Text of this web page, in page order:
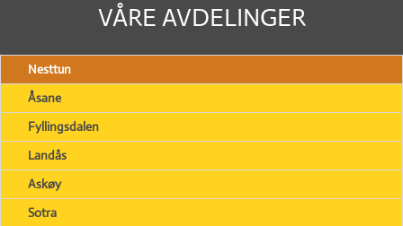
VÅRE AVDELINGER
Nesttun
Åsane
Fyllingsdalen
Landås
Askøy
Sotra